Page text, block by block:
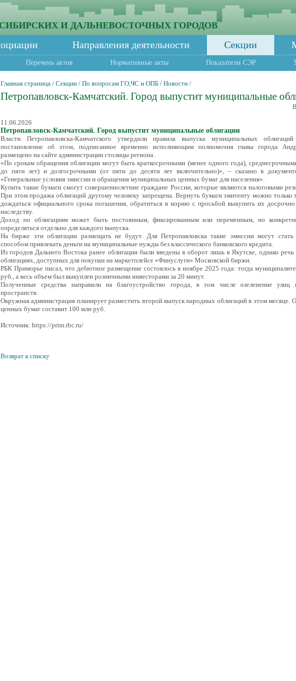
И ДАЛЬНЕВОСТОЧНЫХ ГОРОДОВ
Направления деятельности Секции
Перечень актов Нормативные акты Показатели СЭР
Главная страница / Секции / По вопросам ГО,ЧС и ОПБ / Новости /
Петропавловск-Камчатский. Город выпустит муниципальные
11.06.2026
Петропавловск-Камчатский. Город выпустит муниципальные облигации
Власти Петропавловска-Камчатского утвердили правила выпуска муниципальных
постановление об этом, подписанное временно исполняющим полномочия главы города
размещено на сайте администрации столицы региона.
«По срокам обращения облигации могут быть краткосрочными (менее одного года),
до пяти лет) и долгосрочными (от пяти до десяти лет включительно)», – сказано в
«Генеральные условия эмиссии и обращения муниципальных ценных бумаг для населения».
Купить такие бумаги смогут совершеннолетние граждане России, которые являются налоговыми
При этом продажа облигаций другому человеку запрещена. Вернуть бумаги эмитенту можно только
дождаться официального срока погашения, обратиться в мэрию с просьбой выкупить их
наследству.
Доход по облигациям может быть постоянным, фиксированным или переменным, но
определяться отдельно для каждого выпуска.
На бирже эти облигации размещать не будут. Для Петропавловска такие эмиссии могут стать
способом привлекать деньги на муниципальные нужды без классического банковского кредита.
Из городов Дальнего Востока ранее облигации были введены в оборот лишь в Якутске, однако
облигациях, доступных для покупки на маркетплейсе «Финуслуги» Московской биржи.
РБК Приморье писал, что дебютное размещение состоялось в ноябре 2025 года: тогда
руб., а весь объем был выкуплен розничными инвесторами за 20 минут.
Полученные средства направили на благоустройство города, в том числе озеленение улиц
пространств.
Окружная администрация планирует разместить второй выпуск народных облигаций в этом
ценных бумаг составит 100 млн руб.
Источник: https://prim.rbc.ru/
Возврат к списку